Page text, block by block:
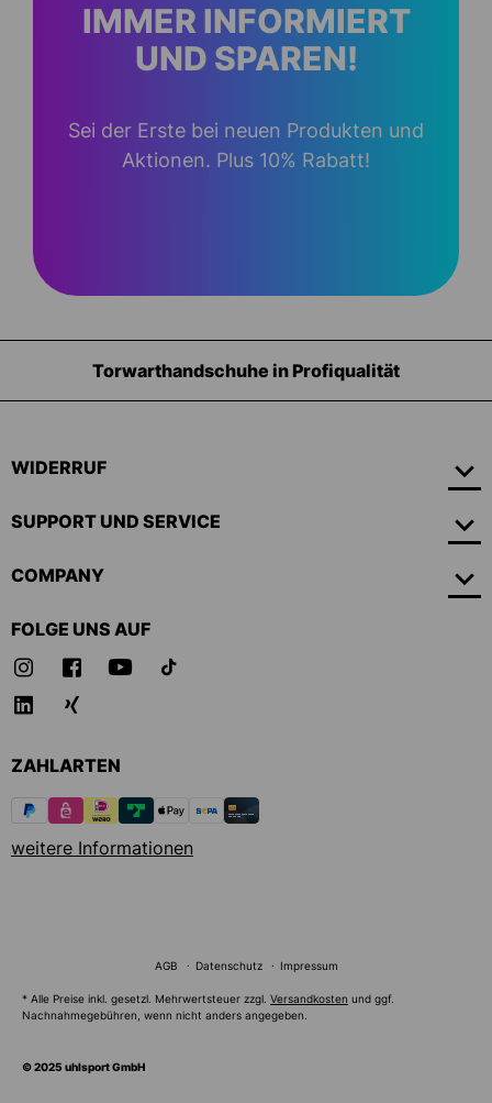
IMMER INFORMIERT
UND SPAREN!
Sei der Erste bei neuen Produkten und
Aktionen. Plus 10% Rabatt!
Torwarthandschuhe in Profiqualität
WIDERRUF
SUPPORT UND SERVICE
COMPANY
FOLGE UNS AUF
ZAHLARTEN
weitere Informationen
AGB Datenschutz Impressum
© 2025 uhlsport GmbH
* Alle Preise inkl. gesetzl. Mehrwertsteuer zzgl. Versandkosten und ggf.
Nachnahmegebühren, wenn nicht anders angegeben.